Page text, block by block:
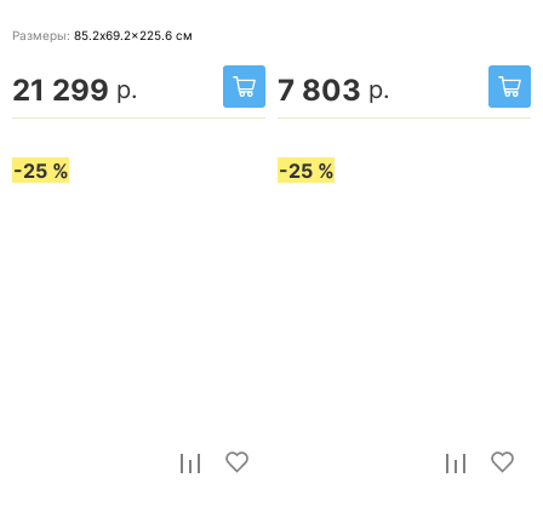
Размеры: 85.2x69.2x225.6 см
21 299 р. 7 803 р.
-25 % -25 %